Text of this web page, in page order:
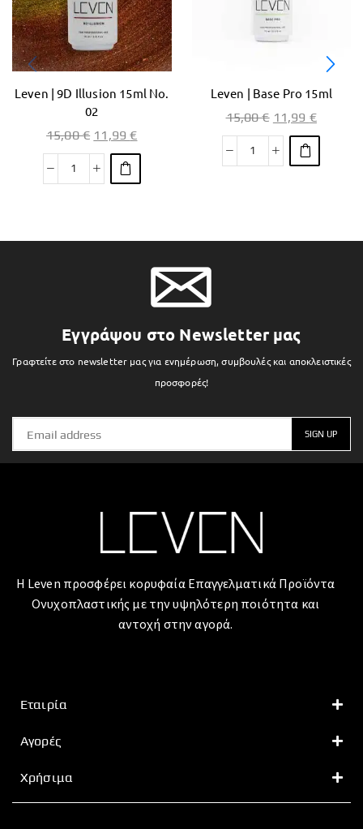
Leven | 9D Illusion 15ml No.
02
15,00€ 11,99€
Leven | Base Pro 15ml
15,00€ 11,99 €
Εγγράψου στο Newsletter μας
Γραφτείτε στο newsletter μας για ενημέρωση, συμβουλές και αποκλειστικές
προσφορές!
Η Leven προσφέρει κορυφαία Επαγγελματικά Προϊόντα
Ονυχοπλαστικής με την υψηλότερη ποιότητα και
αντοχή στην αγορά.
Εταιρία
Αγορές
Χρήσιμα